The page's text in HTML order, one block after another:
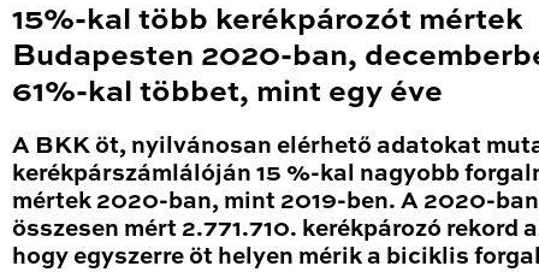
15%-kal több kerékpározót mértek
Budapesten 2020-ban,
61%-kal többet, mint egy éve
A BKK öt, nyilvánosan elérhető adatokat
kerékpárszámlálóján 15 %-kal nagyobb
mértek 2020-ban, mint 2019-ben. A 2020-ban
összesen mért 2.771.710. kerékpározó rekord
hogy egyszerre öt helyen mérik a biciklis